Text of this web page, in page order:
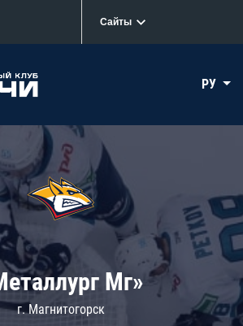
Сайты
РУ
Мг»
г. Магнитогорск